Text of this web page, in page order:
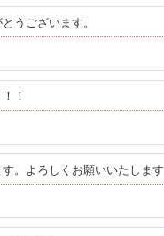
うございます。
！
。よろしくお願いいたします